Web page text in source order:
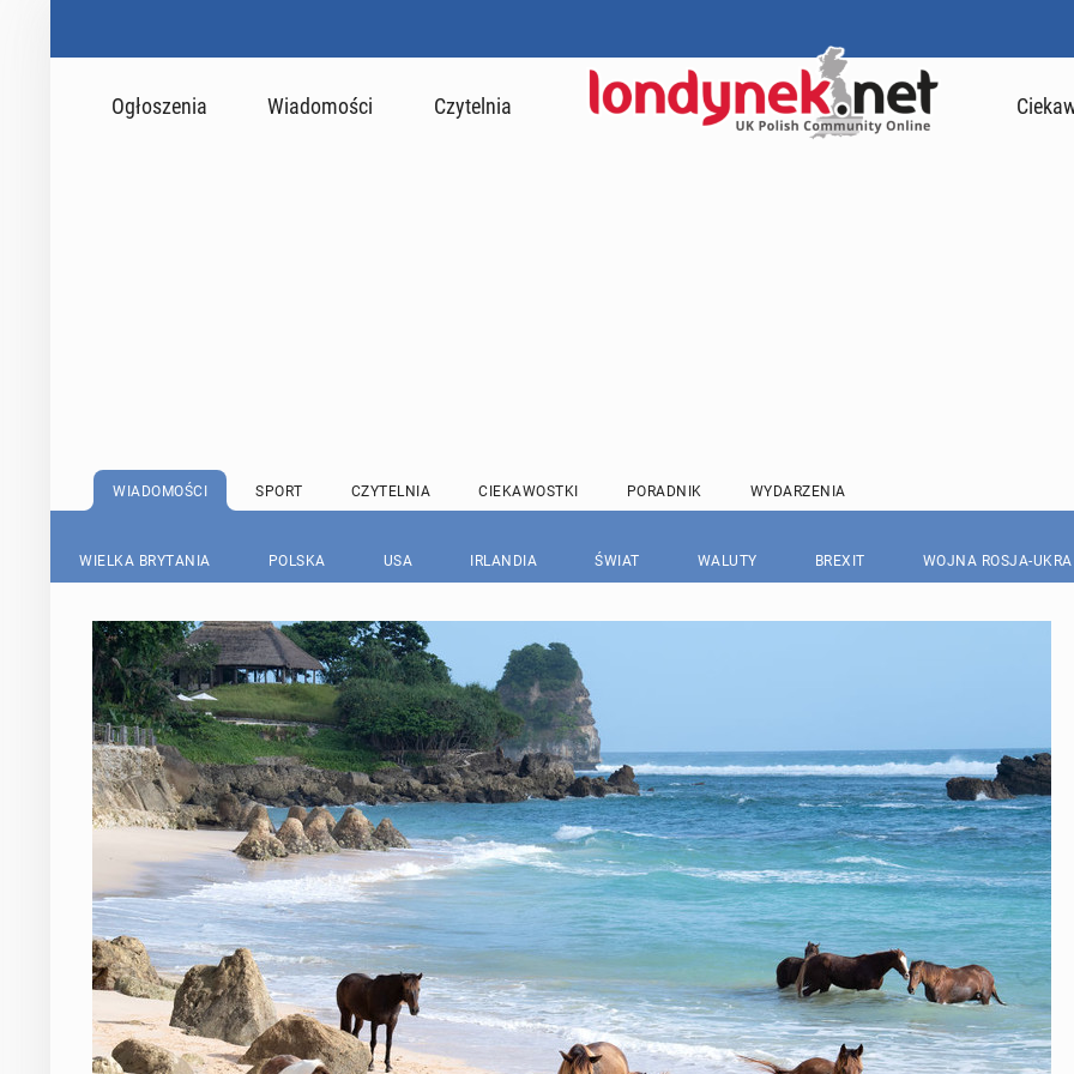
Ogłoszenia Wiadomości Czytelnia
WIADOMOŚCI SPORT CZYTELNIA CIEKAWOSTKI PORADNIK WYDARZENIA
WIELKA BRYTANIA POLSKA USA IRLANDIA ŚWIAT WALUTY BREXIT WOJNA ROSJA-